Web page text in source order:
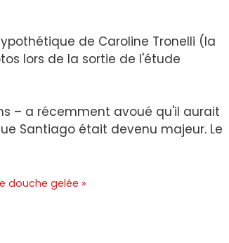
de Caroline Tronelli (la
lors de la sortie de l'étude
– a récemment avoué qu'il aurait
Santiago était devenu majeur. Le
douche gelée »